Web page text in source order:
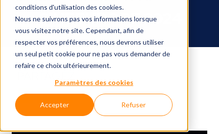
conditions d'utilisation des cookies.
Nous ne suivrons pas vos informations lorsque
vous visitez notre site. Cependant, afin de
respecter vos préférences, nous devrons utiliser
un seul petit cookie pour ne pas vous demander de
refaire ce choix ultérieurement.
Paramètres des cookies
Accepter Refuser
CINEEUROPE 2024